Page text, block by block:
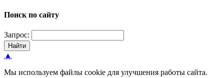
Поиск по сайту
Запрос:
Найти
▲
Мы используем файлы cookie для улучшения работы сайта.